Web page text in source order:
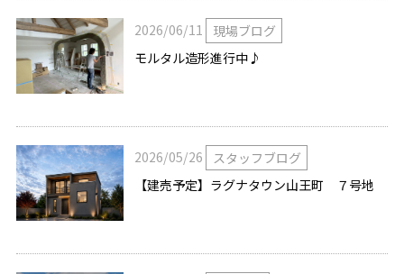
2026/06/11
現場ブログ
モルタル造形進行中♪
2026/05/26
スタッフブログ
【建売予定】ラグナタウン山王町 ７号地